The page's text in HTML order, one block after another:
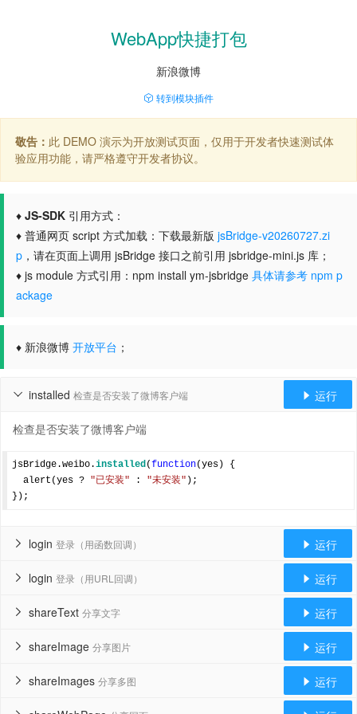
WebApp快捷打包
新浪微博
转到模块插件
敬告： 此 DEMO 演示为开放测试页面，仅用于开发者快速测试体
验应用功能，请严格遵守开发者协议。
♦ JS-SDK 引用方式：
♦ 普通网页 script 方式加载：下载最新版 jsBridge-v20260727.zi
p ，请在页面上调用 jsBridge 接口之前引用 jsbridge-mini.js 库；
♦ js module 方式引用：npm install ym-jsbridge 具体请参考 npm p
ackage
♦ 新浪微博 开放平台 ；
installed 检查是否安装了微博客户端
  运行
检查是否安装了微博客户端
jsBridge.weibo.installed(function(yes ) {
  alert(yes ?
"已安装" : "未安装" );
login 登录（用函数回调）
  运行
login 登录（用URL回调）
  运行
shareText 分享文字
  运行
shareImage 分享图片
  运行
shareImages 分享多图
  运行